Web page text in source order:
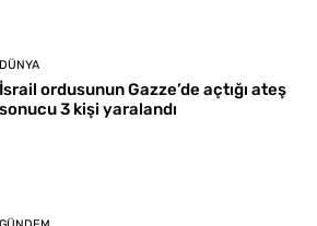
DÜNYA
İsrail ordusunun Gazze’de açtığı ateş
sonucu 3 kişi yaralandı